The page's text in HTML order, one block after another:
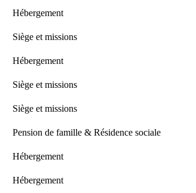
Hébergement
Siège et missions
Hébergement
Siège et missions
Siège et missions
Pension de famille & Résidence sociale
Hébergement
Hébergement